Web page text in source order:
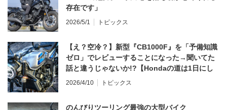
存在です」
2026/5/1 トピックス
【え？空冷？】新型『CB1000F』を「予備知識
ゼロ」でレビューすることになった→聞いてた
話と違うじゃないか!?【Hondaの道は1日にし
てならず／CB1000F ①第一印象 編】
2026/4/10 トピックス
のんびりツーリング最強の大型バイク